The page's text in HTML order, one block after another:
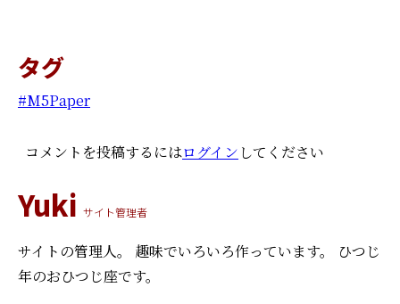
タグ
M5Paper
コメントを投稿するにはログイン してください
Yuki サイト管理者
サイトの管理人。 趣味でいろいろ作っています。
ひつじ
年のおひつじ座です。